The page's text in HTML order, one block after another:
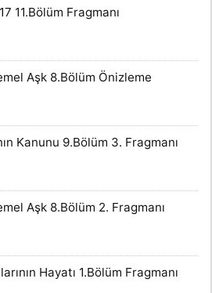
11.Bölüm Fragmanı
Aşk 8.Bölüm Önizleme
Kanunu 9.Bölüm 3. Fragmanı
Aşk 8.Bölüm 2. Fragmanı
Hayatı 1.Bölüm Fragmanı